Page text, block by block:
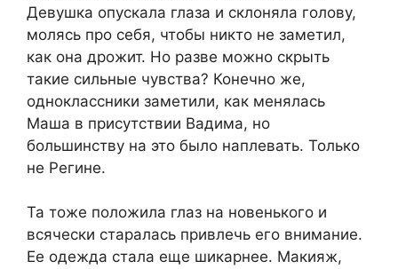
Девушка опускала глаза и склоняла голову,
молясь про себя, чтобы никто не заметил,
как она дрожит. Но разве можно скрыть
такие сильные чувства? Конечно же,
одноклассники заметили, как менялась
Маша в присутствии Вадима, но
большинству на это было наплевать. Только
не Регине.
Та тоже положила глаз на новенького и
всячески старалась привлечь его внимание.
Ее одежда стала еще шикарнее. Макияж,